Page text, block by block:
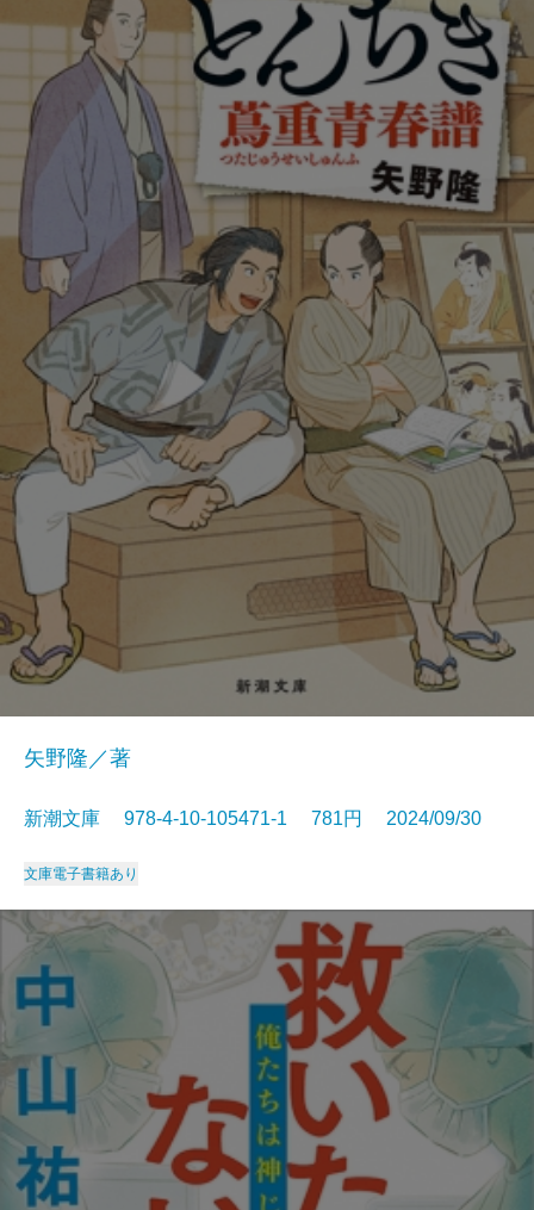
矢野隆／著
新潮文庫 978-4-10-105471-1 781円 2024/09/30
文庫電子書籍あり